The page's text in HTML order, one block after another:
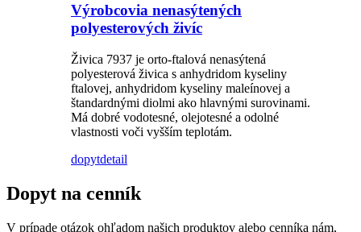
Výrobcovia nenasýtených
polyesterových živíc
Živica 7937 je orto-ftalová nenasýtená
polyesterová živica s anhydridom kyseliny
ftalovej, anhydridom kyseliny maleínovej a
štandardnými diolmi ako hlavnými surovinami.
Má dobré vodotesné, olejotesné a odolné
vlastnosti voči vyšším teplotám.
dopytdetail
Dopyt na cenník
V prípade otázok ohľadom našich produktov alebo cenníka nám,